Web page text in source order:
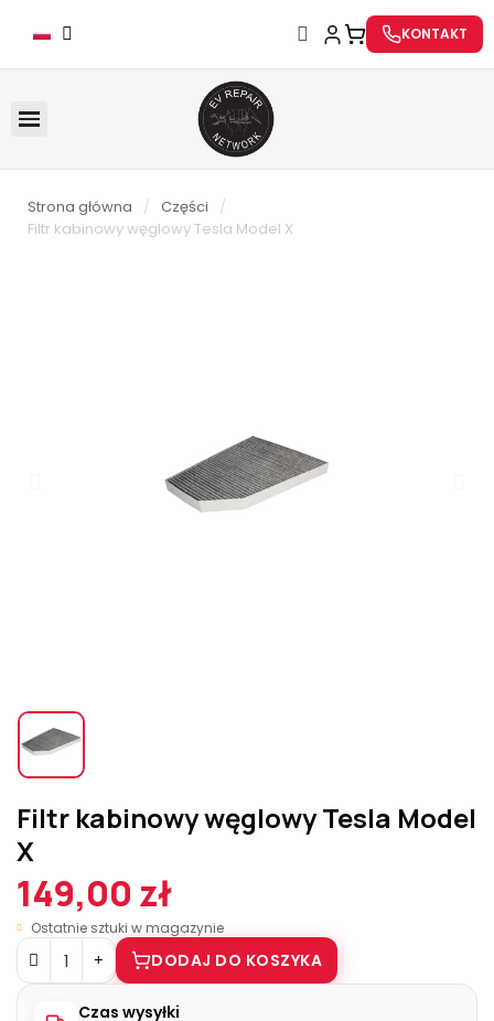
KONTAKT
Strona główna
Części
Filtr kabinowy węglowy Tesla Model X
Filtr kabinowy węglowy Tesla Model
X
149,00 zł
Ostatnie sztuki w magazynie
DODAJ DO KOSZYKA
Czas wysyłki